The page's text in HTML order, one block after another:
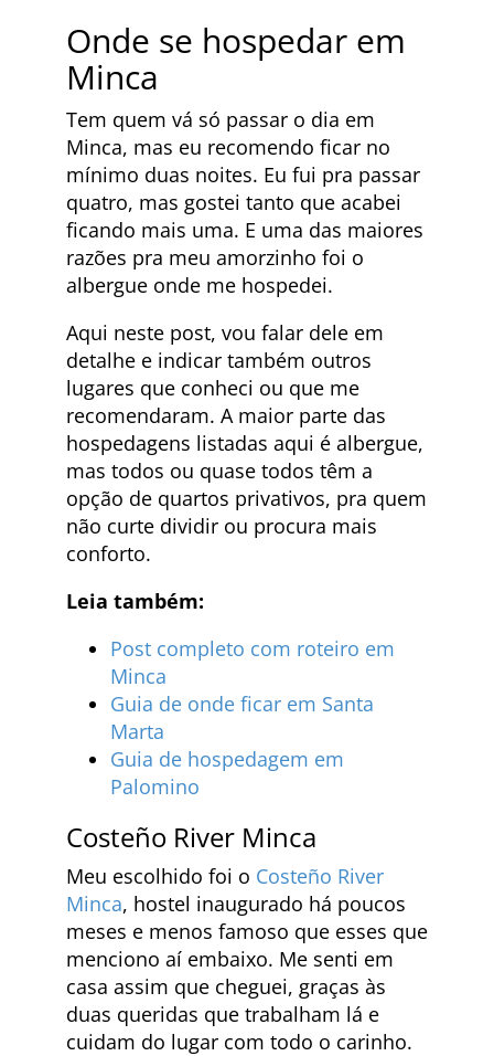
Onde se hospedar em
Minca
Tem quem vá só passar o dia em
Minca, mas eu recomendo ficar no
mínimo duas noites. Eu fui pra passar
quatro, mas gostei tanto que acabei
ficando mais uma. E uma das maiores
razões pra meu amorzinho foi o
albergue onde me hospedei.
Aqui neste post, vou falar dele em
detalhe e indicar também outros
lugares que conheci ou que me
recomendaram. A maior parte das
hospedagens listadas aqui é albergue,
mas todos ou quase todos têm a
opção de quartos privativos, pra quem
não curte dividir ou procura mais
conforto.
Leia também:
Post completo com roteiro em
Minca
Guia de onde ficar em Santa
Marta
Guia de hospedagem em
Palomino
Costeño River Minca
Meu escolhido foi o Costeño River
Minca, hostel inaugurado há poucos
meses e menos famoso que esses que
menciono aí embaixo. Me senti em
casa assim que cheguei, graças às
duas queridas que trabalham lá e
cuidam do lugar com todo o carinho.